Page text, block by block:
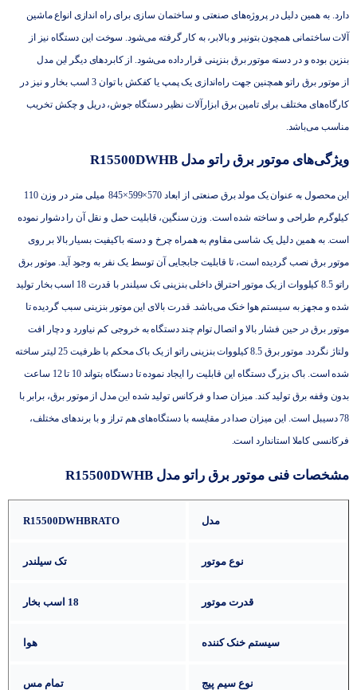
دارد. به همین دلیل در پروژه‌های صنعتی و ساختمان سازی برای راه اندازی انواع ماشین
آلات ساختمانی همچون بتونیر و بالابر، به کار گرفته می‌شود. سوخت این دستگاه نیز از
بنزین بوده و در دستهموتور برق بنزینی قرار داده می‌شود. از کابردهای دیگر این مدل
از موتور برق راتو
همچنین جهت راه‌اندازی یک پمپ یا کفکش با توان 3 اسب بخار و نیز در
کارگاه‌های مختلف برای تامین برق ابزارآلات نظیر دستگاه جوش، دریل و چکش تخریب
مناسب می‌باشد.
ویژگی‌های موتور برق راتو مدل R15500DWHB
این محصول به عنوان یک مولد برق صنعتی از ابعاد 570×599×845 میلی متر در وزن 110
کیلوگرم طراحی و ساخته شده است. وزن سنگین، قابلیت حمل و نقل آن را دشوار نموده
است. به همین دلیل یک شاسی مقاوم به همراه چرخ و دسته باکیفیت بسیار بالا بر روی
موتور برق نصب گردیده است، تا قابلیت جابجایی آن توسط یک نفر به وجود آید. موتور برق
راتو 8.5 کیلووات از یک موتور احتراق داخلی بنزینی تک سیلندر با قدرت 18 اسب بخار تولید
شده و مجهز به سیستم هوا خنک می‌باشد. قدرت بالای این موتور بنزینی سبب گردیده تا
موتور برق در حین فشار بالا و اتصال توام چند دستگاه به خروجی کم نیاورد و دچار افت
ولتاژ نگردد. موتور برق 8.5 کیلووات بنزینی راتو از یک باک محکم با ظرفیت 25 لیتر ساخته
شده است. باک بزرگ دستگاه این قابلیت را ایجاد نموده تا دستگاه بتواند 10 تا 12 ساعت
بدون وقفه برق تولید کند. میزان صدا و فرکانس تولید شده این مدل از موتور برق، برابر با
78 دسیبل است. این میزان صدا در مقایسه با دستگاه‌های هم تراز و با برندهای مختلف،
فرکانسی کاملا استاندارد است.
مشخصات فنی موتور برق راتو مدل R15500DWHB
مدل R15500DWHBRATO
نوع موتور تک سیلندر
قدرت موتور 18 اسب بخار
سیستم خنک کننده هوا
نوع سیم پیج تمام مس